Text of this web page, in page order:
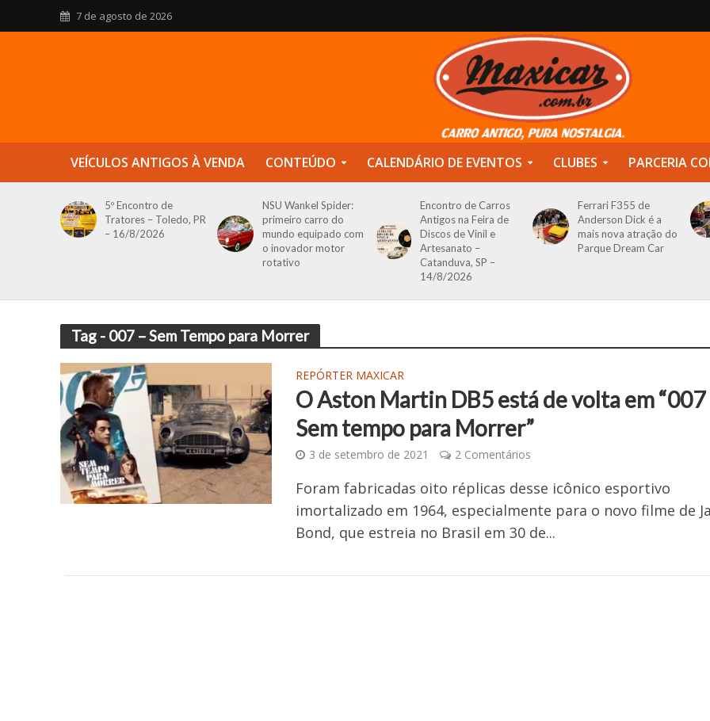
7 de agosto de 2026
VEÍCULOS ANTIGOS À VENDA CONTEÚDO CALENDÁRIO DE EVENTOS CLUBES PARCERIA
5º Encontro de
Tratores – Toledo, PR
– 16/8/2026
NSU Wankel Spider:
primeiro carro do
mundo equipado com
o inovador motor
rotativo
Encontro de Carros
Antigos na Feira de
Discos de Vinil e
Artesanato –
Catanduva, SP –
14/8/2026
Ferrari F355 de
Anderson Dick é a
mais nova atração do
Parque Dream Car
Tag - 007 – Sem Tempo para Morrer
REPÓRTER MAXICAR
O Aston Martin DB5 está de volta em “007
Sem tempo para Morrer”
3 de setembro de 2021 2 Comentários
Foram fabricadas oito réplicas desse icônico esportivo
imortalizado em 1964, especialmente para o novo filme de
Bond, que estreia no Brasil em 30 de...